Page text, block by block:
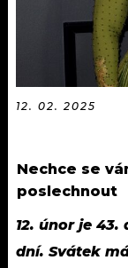
12. 02. 2025
Nechce se
poslechnout
12. únor je
dní. Svátek